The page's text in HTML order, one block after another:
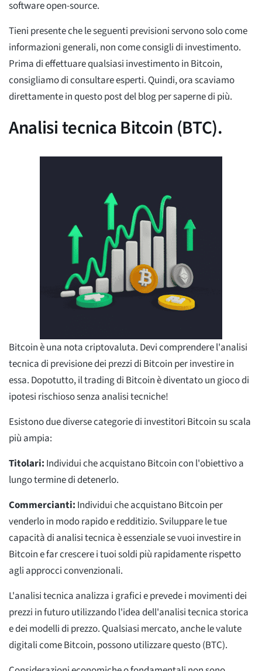
software open-source.
Tieni presente che le seguenti previsioni servono solo come
informazioni generali, non come consigli di investimento.
Prima di effettuare qualsiasi investimento in Bitcoin,
consigliamo di consultare esperti. Quindi, ora scaviamo
direttamente in questo post del blog per saperne di più.
Analisi tecnica Bitcoin (BTC).
Bitcoin è una nota criptovaluta. Devi comprendere l'analisi
tecnica di previsione dei prezzi di Bitcoin per investire in
essa. Dopotutto, il trading di Bitcoin è diventato un gioco di
ipotesi rischioso senza analisi tecniche!
Esistono due diverse categorie di investitori Bitcoin su scala
più ampia:
Titolari: Individui che acquistano Bitcoin con l'obiettivo a
lungo termine di detenerlo.
Commercianti: Individui che acquistano Bitcoin per
venderlo in modo rapido e redditizio. Sviluppare le tue
capacità di analisi tecnica è essenziale se vuoi investire in
Bitcoin e far crescere i tuoi soldi più rapidamente rispetto
agli approcci convenzionali.
L'analisi tecnica analizza i grafici e prevede i movimenti dei
prezzi in futuro utilizzando l'idea dell'analisi tecnica storica
e dei modelli di prezzo. Qualsiasi mercato, anche le valute
digitali come Bitcoin, possono utilizzare questo (BTC).